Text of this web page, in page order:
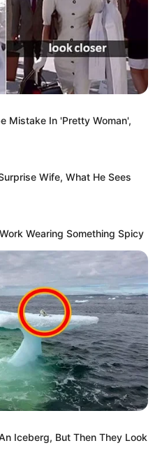
Mistake In 'Pretty Woman',
Wife, What He Sees
Wearing Something Spicy
Iceberg, But Then They Look